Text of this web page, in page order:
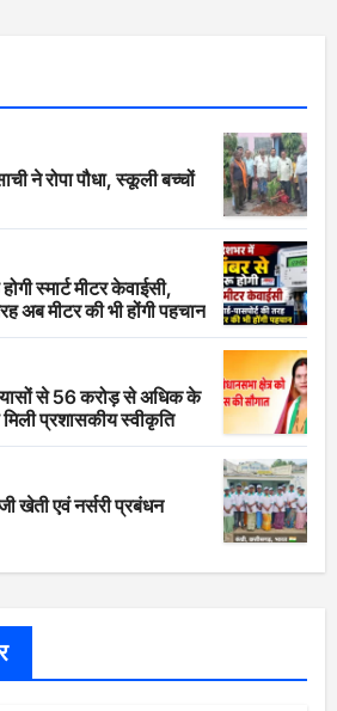
ने रोपा पौधा, स्कूली बच्चों
स्मार्ट मीटर केवाईसी,
अब मीटर की भी होंगी पहचान
से 56 करोड़ से अधिक के
प्रशासकीय स्वीकृति
खेती एवं नर्सरी प्रबंधन